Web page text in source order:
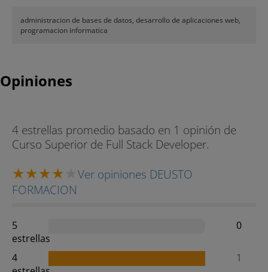
administracion de bases de datos, desarrollo de aplicaciones web,
programacion informatica
Opiniones
4 estrellas promedio basado en 1 opinión de
Curso Superior de Full Stack Developer.
Ver opiniones DEUSTO
FORMACION
5
estrellas
0
4
1